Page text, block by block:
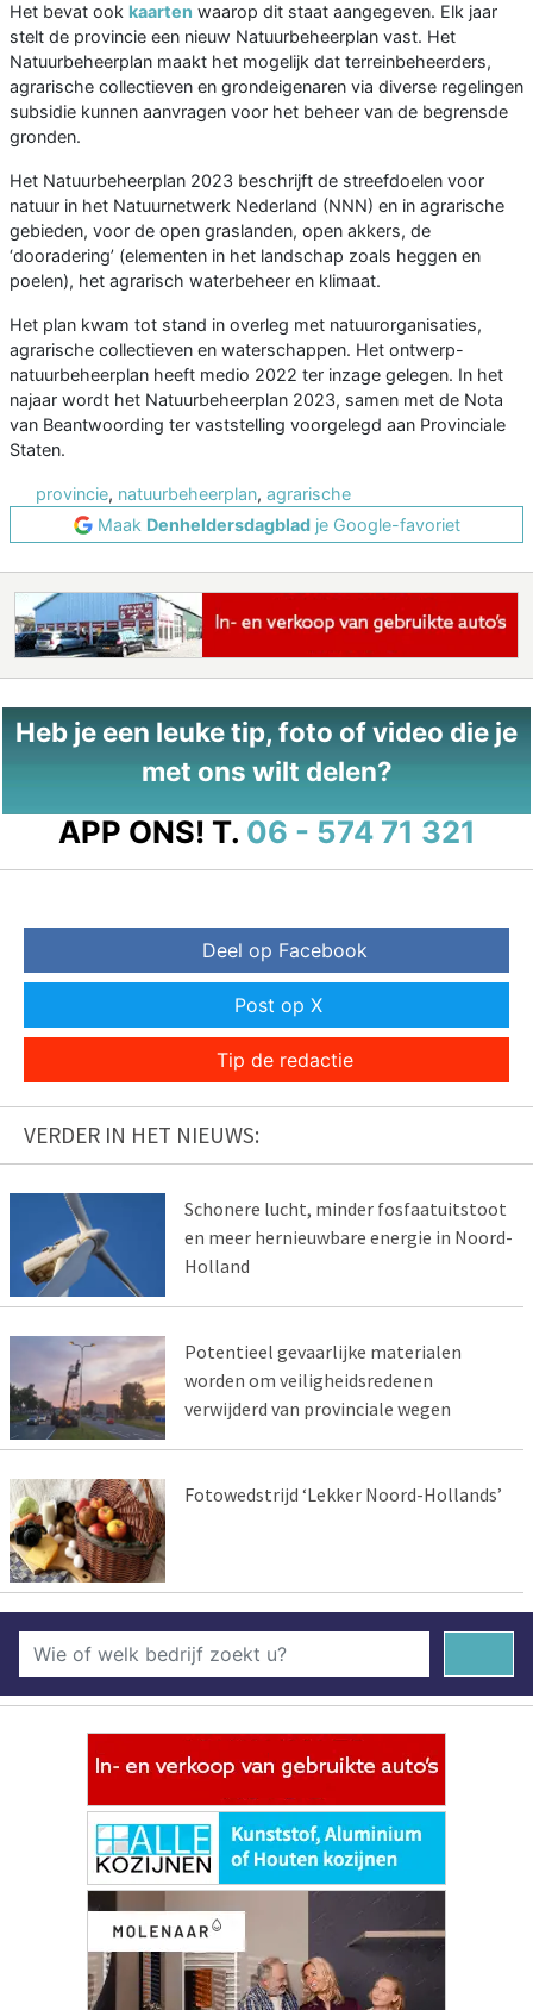
Het bevat ook kaarten waarop dit staat aangegeven. Elk jaar
stelt de provincie een nieuw Natuurbeheerplan vast. Het
Natuurbeheerplan maakt het mogelijk dat terreinbeheerders,
agrarische collectieven en grondeigenaren via diverse regelingen
subsidie kunnen aanvragen voor het beheer van de begrensde
gronden.
Het Natuurbeheerplan 2023 beschrijft de streefdoelen voor
natuur in het Natuurnetwerk Nederland (NNN) en in agrarische
gebieden, voor de open graslanden, open akkers, de
‘dooradering’ (elementen in het landschap zoals heggen en
poelen), het agrarisch waterbeheer en klimaat.
Het plan kwam tot stand in overleg met natuurorganisaties,
agrarische collectieven en waterschappen. Het ontwerp-
natuurbeheerplan heeft medio 2022 ter inzage gelegen. In het
najaar wordt het Natuurbeheerplan 2023, samen met de Nota
van Beantwoording ter vaststelling voorgelegd aan Provinciale
Staten.
provincie, natuurbeheerplan, agrarische
Maak Denheldersdagbladje Google-favoriet
Heb je een leuke tip, foto of video die je
met ons wilt delen?
APP ONS! T. 06 - 574 71 321
Deel op Facebook
Post op X
Tip de redactie
VERDER IN HET NIEUWS:
Schonere lucht, minder fosfaatuitstoot
en meer hernieuwbare energie in Noord-
Holland
Potentieel gevaarlijke materialen
worden om veiligheidsredenen
verwijderd van provinciale wegen
Fotowedstrijd ‘Lekker Noord-Hollands’